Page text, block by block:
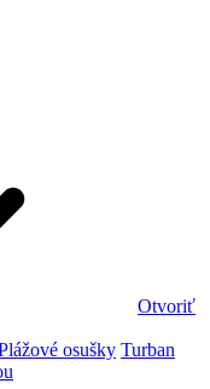
Otvoriť
osušky Turban